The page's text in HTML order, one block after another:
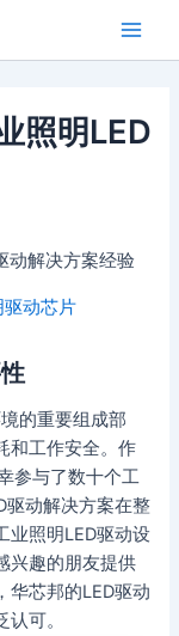
Main
照明LED
动解决方案经验
驱动芯片
的重要组成部
和工作安全。作
参与了数十个工
驱动解决方案在整
业照明LED驱动设
兴趣的朋友提供
华芯邦的LED驱动
可。